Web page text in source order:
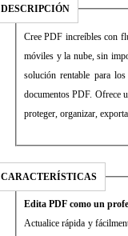
DESCRIPCIÓN
Cree PDF increíbles con
móviles y la nube, sin
solución rentable para
documentos PDF. Ofrece
proteger, organizar,
CARACTERÍSTICAS
Edita PDF como un
Actualice rápida y